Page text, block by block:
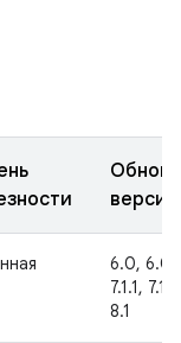
6.0,
7.1.1,
8.1